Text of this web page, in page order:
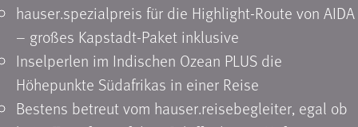
hauser.spezialpreis für die Highlight-Route von AIDA
– großes Kapstadt-Paket inklusive
Inselperlen im Indischen Ozean PLUS die
Höhepunkte Südafrikas in einer Reise
Bestens betreut vom hauser.reisebegleiter, egal ob